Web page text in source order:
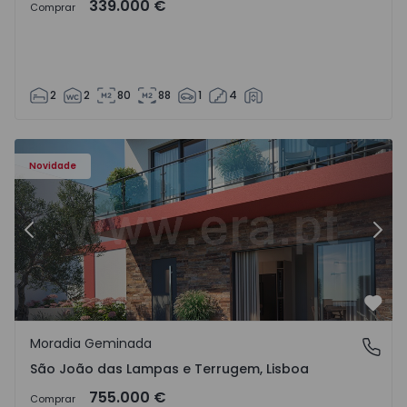
Comprar 339.000 €
2 2 80 88 1 4
Novidade
Anterior
São João das Lampas e Terrugem, Lisboa
Moradia Geminada
São João das Lampas e Terrugem, Lisboa
Comprar 755.000 €